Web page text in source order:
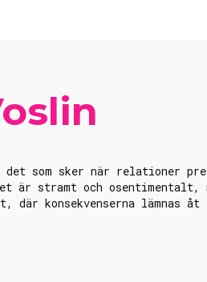
det som sker när relationer
är stramt och osentimentalt,
där konsekvenserna lämnas åt